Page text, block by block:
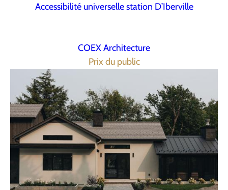
Accessibilité universelle station D’Iberville
COEX Architecture
Prix du public